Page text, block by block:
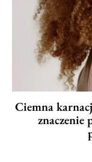
Ciemna
znaczenie